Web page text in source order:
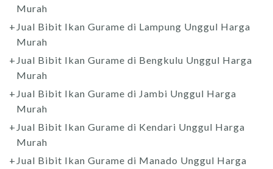
Murah
Jual Bibit Ikan Gurame di Lampung Unggul Harga
Murah
Jual Bibit Ikan Gurame di Bengkulu Unggul Harga
Murah
Jual Bibit Ikan Gurame di Jambi Unggul Harga
Murah
Jual Bibit Ikan Gurame di Kendari Unggul Harga
Murah
Jual Bibit Ikan Gurame di Manado Unggul Harga